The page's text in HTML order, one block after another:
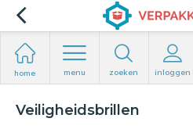
home menu zoeken inloggen
Veiligheidsbrillen